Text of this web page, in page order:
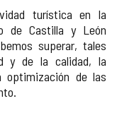
turística en la
de Castilla y León
superar, tales
y de la calidad, la
optimización de las